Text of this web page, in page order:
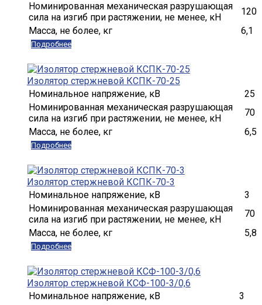
Номинированная механическая разрушающая
сила на изгиб при растяжении, не менее, кН
120
Масса, не более, кг
6,1
Подробнее
Изолятор стержневой КСПК-70-25
Номинальное напряжение, кВ
25
Номинированная механическая разрушающая
сила на изгиб при растяжении, не менее, кН
70
Масса, не более, кг
6,5
Подробнее
Изолятор стержневой КСПК-70-3
Номинальное напряжение, кВ
3
Номинированная механическая разрушающая
сила на изгиб при растяжении, не менее, кН
70
Масса, не более, кг
5,8
Подробнее
Изолятор стержневой КСФ-100-3/0,6
Номинальное напряжение, кВ
3